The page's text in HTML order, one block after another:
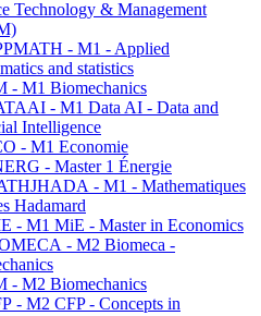
Technology & Management
- M1 - Applied
and statistics
- M1 Biomechanics
- M1 Data AI - Data and
Intelligence
- M1 Economie
- Master 1 Énergie
- M1 - Mathematiques
Hadamard
- M1 MiE - Master in Economics
- M2 Biomeca -
- M2 Biomechanics
- M2 CFP - Concepts in